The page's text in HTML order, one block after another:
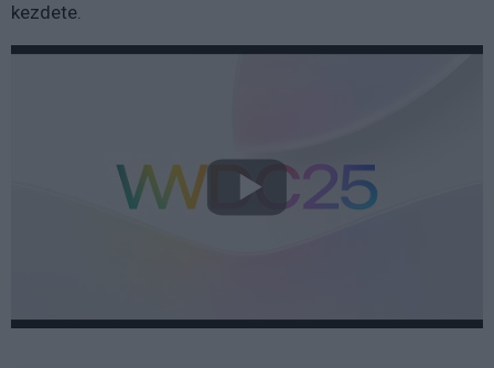
kezdete.